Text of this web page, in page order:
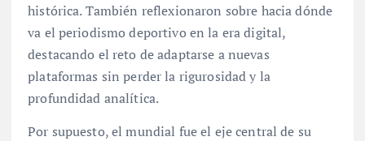
histórica. También reflexionaron sobre hacia dónde
va el periodismo deportivo en la era digital,
destacando el reto de adaptarse a nuevas
plataformas sin perder la rigurosidad y la
profundidad analítica.
Por supuesto, el mundial fue el eje central de su